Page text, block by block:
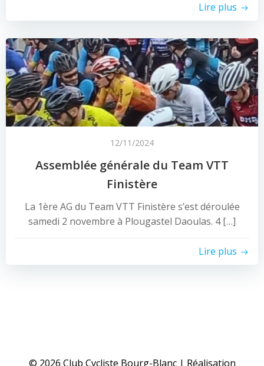
Lire plus
12/11/2024
Assemblée générale du Team VTT
Finistère
La 1ère AG du Team VTT Finistère s’est déroulée
samedi 2 novembre à Plougastel Daoulas. 4 […]
Lire plus
© 2026 Club Cycliste Bourg-Blanc | Réalisation